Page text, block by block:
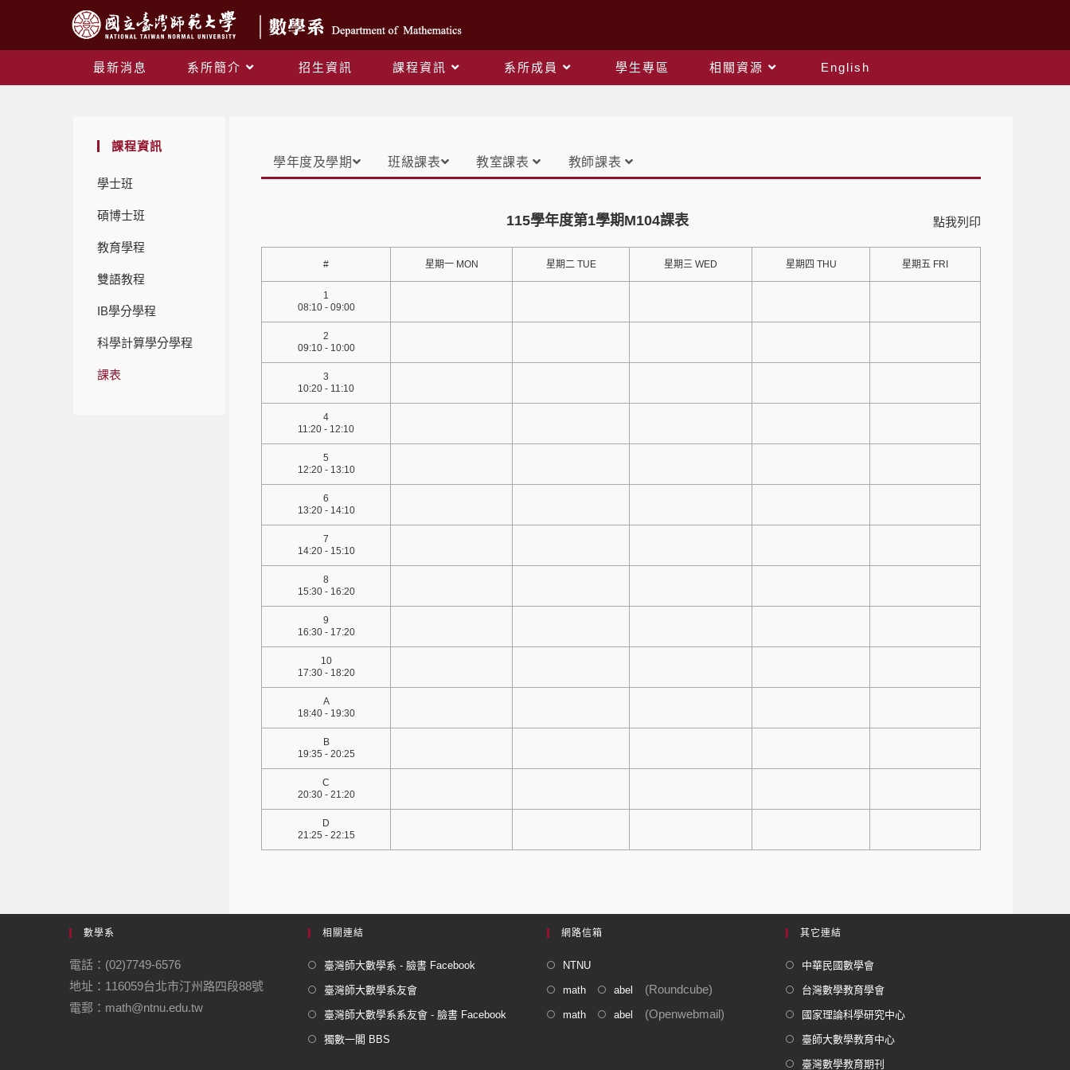
最新消息 系所簡介 招生資訊 課程資訊 系所成員 學生專區 相關資源
English
課程資訊
學士班
碩博士班
教育學程
雙語教程
IB學分學程
科學計算學分學程
課表
學年度及學期 班級課表 教室課表 教師課表
點我列印
115學年度第1學期M104課表
# 星期一 MON 星期二 TUE 星期三 WED 星期四 THU 星期五 FRI
1
08:10 - 09:00
2
09:10 - 10:00
3
10:20 - 11:10
4
11:20 - 12:10
5
12:20 - 13:10
6
13:20 - 14:10
7
14:20 - 15:10
8
15:30 - 16:20
9
16:30 - 17:20
10
17:30 - 18:20
A
18:40 - 19:30
B
19:35 - 20:25
C
20:30 - 21:20
D
21:25 - 22:15
數學系
電話：(02)7749-6576
地址：116059台北市汀州路四段88號
電郵：math@ntnu.edu.tw
相關連結
臺灣師大數學系 - 臉書 Facebook
臺灣師大數學系友會
臺灣師大數學系系友會 - 臉書 Facebook
獨數一閣 BBS
網路信箱
NTNU
math abel (Roundcube)
math abel (Openwebmail)
其它連結
中華民國數學會
台灣數學教育學會
國家理論科學研究中心
臺師大數學教育中心
臺灣數學教育期刊